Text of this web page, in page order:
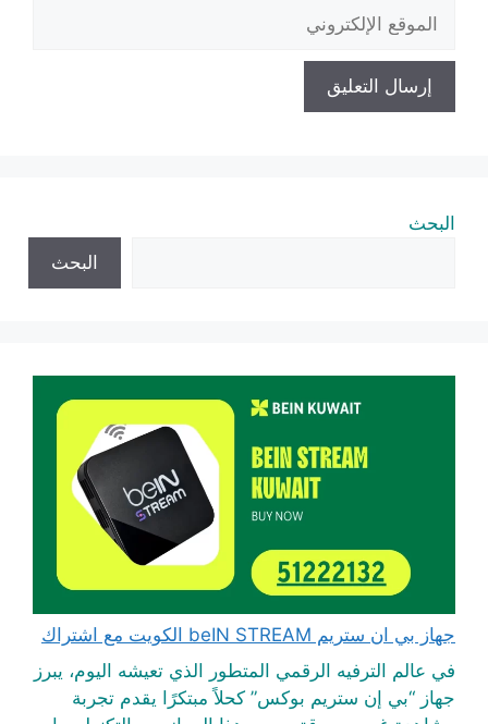
الموقع
الإلكتروني
البحث
البحث
جهاز بي ان ستريم beIN STREAM الكويت مع اشتراك
في عالم الترفيه الرقمي المتطور الذي تعيشه اليوم، يبرز
جهاز “بي إن ستريم بوكس” كحلاً مبتكرًا يقدم تجربة